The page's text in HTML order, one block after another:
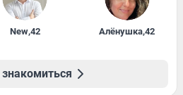
New,42 Алёнушка,42